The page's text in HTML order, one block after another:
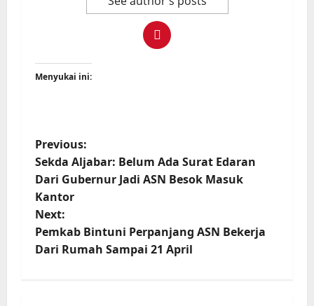
Menyukai ini:
P
o
s
t
Previous:
Sekda Aljabar: Belum Ada Surat Edaran
Dari Gubernur Jadi ASN Besok Masuk
Kantor
Next:
Pemkab Bintuni Perpanjang ASN Bekerja
Dari Rumah Sampai 21 April